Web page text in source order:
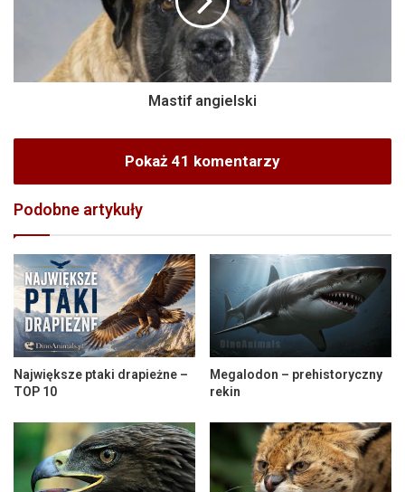
Mastif angielski
Pokaż 41 komentarzy
Podobne artykuły
Największe ptaki drapieżne –
TOP 10
Megalodon – prehistoryczny
rekin